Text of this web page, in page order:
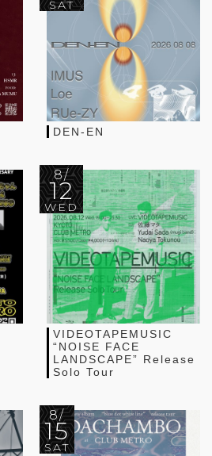
SAT
DEN-EN
8/
12
WED
VIDEOTAPEMUSIC
“NOISE FACE
LANDSCAPE” Release
Solo Tour
8/
15
SAT